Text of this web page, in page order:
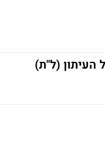
העיתון (ל"ת)